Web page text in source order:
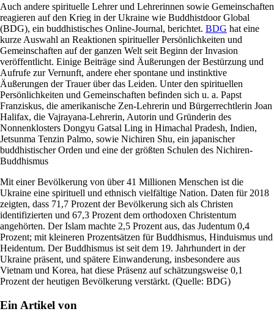
Auch andere spirituelle Lehrer und Lehrerinnen sowie Gemeinschaften
reagieren auf den Krieg in der Ukraine wie Buddhistdoor Global
(BDG), ein buddhistisches Online-Journal, berichtet. BDG hat eine
kurze Auswahl an Reaktionen spiritueller Persönlichkeiten und
Gemeinschaften auf der ganzen Welt seit Beginn der Invasion
veröffentlicht. Einige Beiträge sind Äußerungen der Bestürzung und
Aufrufe zur Vernunft, andere eher spontane und instinktive
Äußerungen der Trauer über das Leiden. Unter den spirituellen
Persönlichkeiten und Gemeinschaften befinden sich u. a. Papst
Franziskus, die amerikanische Zen-Lehrerin und Bürgerrechtlerin Joan
Halifax, die Vajrayana-Lehrerin, Autorin und Gründerin des
Nonnenklosters Dongyu Gatsal Ling in Himachal Pradesh, Indien,
Jetsunma Tenzin Palmo, sowie Nichiren Shu, ein japanischer
buddhistischer Orden und eine der größten Schulen des Nichiren-
Buddhismus
Mit einer Bevölkerung von über 41 Millionen Menschen ist die
Ukraine eine spirituell und ethnisch vielfältige Nation. Daten für 2018
zeigten, dass 71,7 Prozent der Bevölkerung sich als Christen
identifizierten und 67,3 Prozent dem orthodoxen Christentum
angehörten. Der Islam machte 2,5 Prozent aus, das Judentum 0,4
Prozent; mit kleineren Prozentsätzen für Buddhismus, Hinduismus und
Heidentum. Der Buddhismus ist seit dem 19. Jahrhundert in der
Ukraine präsent, und spätere Einwanderung, insbesondere aus
Vietnam und Korea, hat diese Präsenz auf schätzungsweise 0,1
Prozent der heutigen Bevölkerung verstärkt. (Quelle: BDG)
Ein Artikel von